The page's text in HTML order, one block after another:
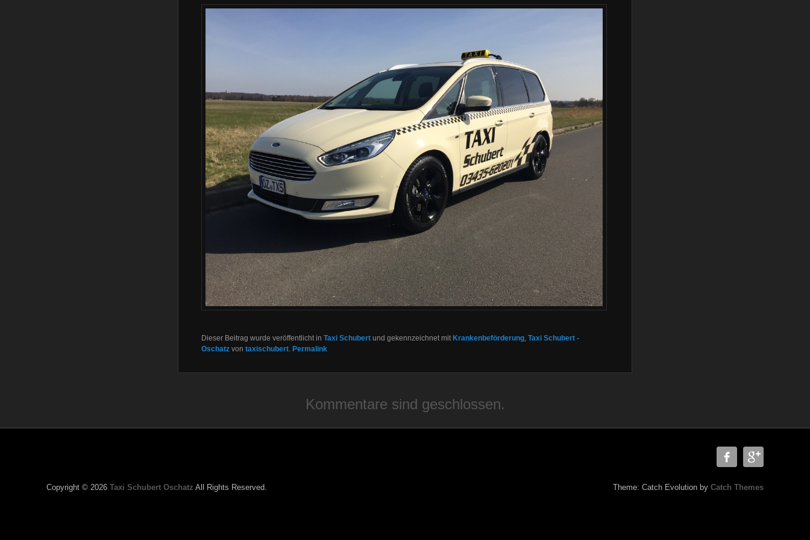
Dieser Beitrag wurde veröffentlicht in Taxi Schubertund gekennzeichnet mitKrankenbeförderung, Taxi Schubert -
Oschatzvon taxischubert. Permalink
Kommentare sind geschlossen.
Copyright © 2026 Taxi Schubert Oschatz All Rights Reserved. Theme: Catch Evolution by Catch Themes